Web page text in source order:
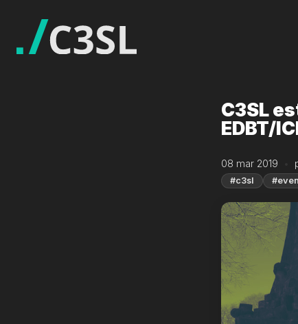
C3SL
EDBT/
08 mar 2019
#c3sl